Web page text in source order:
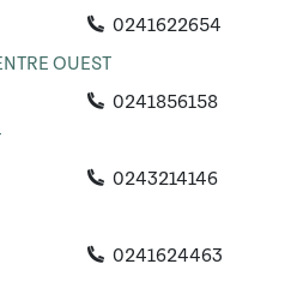
0241622654
OUEST
0241856158
0243214146
0241624463